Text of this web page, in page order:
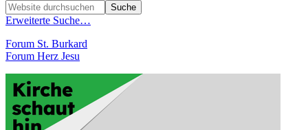
Erweiterte Suche…
Forum St. Burkard
Forum Herz Jesu